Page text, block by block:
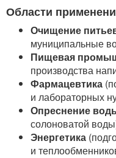
Области
Очищение
муниципальные
Пищевая
производства
Фармацевтика
и лабораторных
Опреснение
солоноватой
Энергетика
и